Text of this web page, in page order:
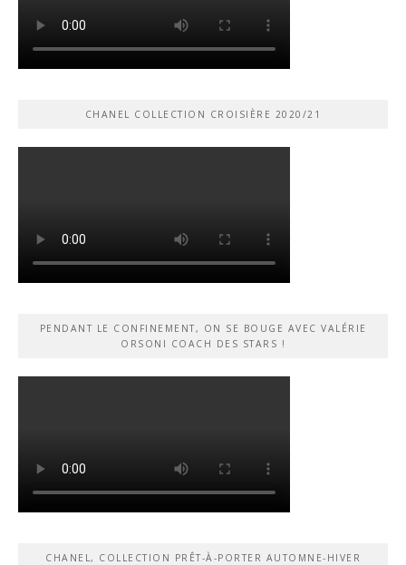
CHANEL COLLECTION CROISIÈRE 2020/21
PENDANT LE CONFINEMENT, ON SE BOUGE AVEC VALÉRIE
ORSONI COACH DES STARS !
CHANEL, COLLECTION PRÊT-À-PORTER AUTOMNE-HIVER